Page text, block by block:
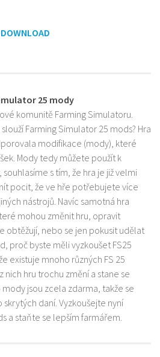
DOWNLOAD
25 mody
komunitě Farming Simulatoru.
Farming Simulator 25 mods? Hra
modifikace (mody), které
Mody tedy můžete použít k
s tím, že hra je již velmi
pocit, že ve hře potřebujete více
nástrojů. Navíc samotná hra
mohou změnit hru, opravit
obtěžují, nebo se jen pokusit udělat
proč byste měli vyzkoušet FS25
existuje mnoho různých FS 25
hru trochu změní a stane se
jsou zcela zdarma, takže se
daní. Vyzkoušejte nyní
a staňte se lepším farmářem.